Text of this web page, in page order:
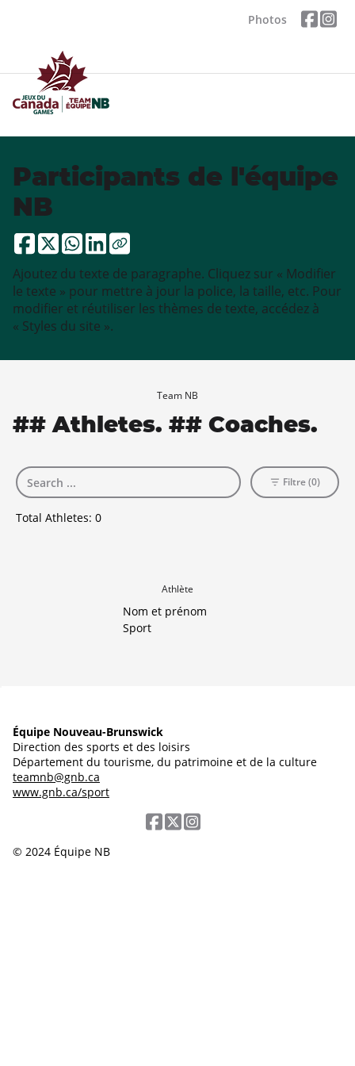
Photos
Participants de l'équipe
NB
Ajoutez du texte de paragraphe. Cliquez sur « Modifier
le texte » pour mettre à jour la police, la taille, etc. Pour
modifier et réutiliser les thèmes de texte, accédez à
« Styles du site ».
Team NB
## Athletes. ## Coaches.
Total Athletes: 0
Filtre (0)
Athlète
Nom et prénom
Sport
Équipe Nouveau-Brunswick
Direction des sports et des loisirs
Département du tourisme, du patrimoine et de la culture
teamnb@gnb.ca
www.gnb.ca/sport
© 2024 Équipe NB